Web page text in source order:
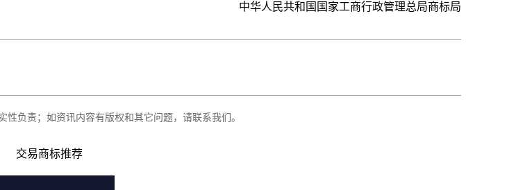
中华人民共和国国家工商行政管理总局商标局
负责；如资讯内容有版权和其它问题，请联系我们。
交易商标推荐